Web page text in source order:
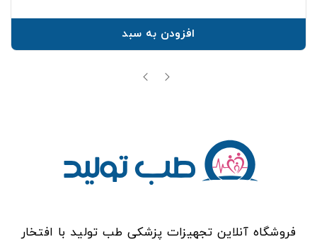
افزودن به سبد
فروشگاه آنلاین تجهیزات پزشکی طب تولید با افتخار